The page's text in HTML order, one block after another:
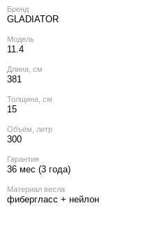
Бренд
GLADIATOR
Модель
11.4
Длина, см
381
Толщина, см
15
Объём, литр
300
Гарантия
36 мес (3 года)
Материал весла
фибергласс + нейлон